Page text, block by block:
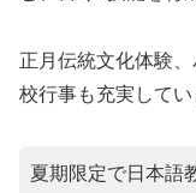
正月伝統文化体験
校行事も充実してい
夏期限定で日本語